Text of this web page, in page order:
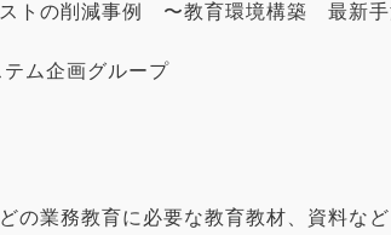
トの削減事例 〜教育環境構築 最新手
ム企画グループ
の業務教育に必要な教育教材、資料な